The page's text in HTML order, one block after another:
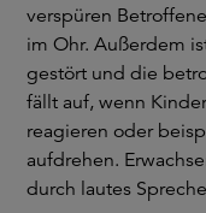
verspüren
im Ohr. Außerdem
gestört und die
fällt auf, wenn
reagieren oder
aufdrehen.
durch lautes